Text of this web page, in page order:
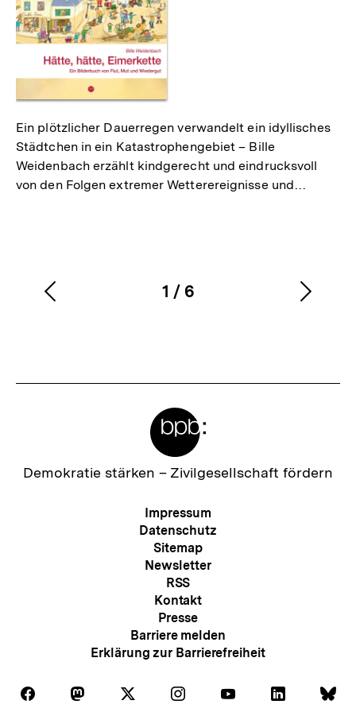
Ein plötzlicher Dauerregen verwandelt ein idyllisches
Städtchen in ein Katastrophengebiet – Bille
Weidenbach erzählt kindgerecht und eindrucksvoll
von den Folgen extremer Wetterereignisse und…
Karussellinhalt
1
von
/ 6
Vorherigen
Zur
Demokratie stärken – Zivilgesellschaft fördern
Meta-
Navigation
Impressum
Datenschutz
Sitemap
Newsletter
RSS
Kontakt
Presse
Barriere melden
Erklärung zur Barrierefreiheit
Folgen
Auf
Folgen Folgen Folgen
Auf
Folgen Folgen